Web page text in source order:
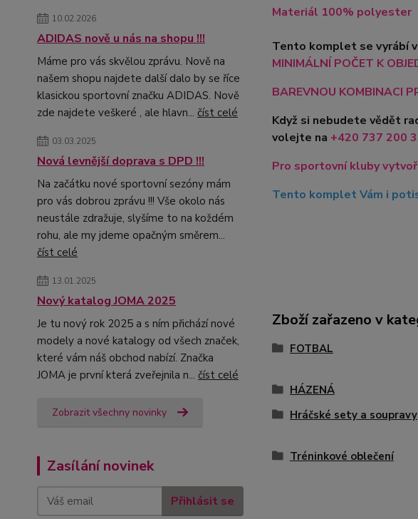
10.02.2026
ADIDAS nově u nás na shopu !!!
Máme pro vás skvělou zprávu. Nově na
našem shopu najdete další dalo by se říce
klasickou sportovní značku ADIDAS. Nově
zde najdete veškeré , ale hlavn... číst celé
03.03.2025
Nová levnější doprava s DPD !!!
Na začátku nové sportovní sezóny mám
pro vás dobrou zprávu !!! Vše okolo nás
neustále zdražuje, slyšíme to na koždém
rohu, ale my jdeme opačným směrem...
číst celé
13.01.2025
Nový katalog JOMA 2025
Je tu nový rok 2025 a s ním přichází nové
modely a nové katalogy od všech značek,
které vám náš obchod nabízí. Značka
JOMA je první která zveřejnila n... číst celé
Zobrazit všechny novinky
Zasílání novinek
Přihlásit se
Materiál 100% polyester
Tento komplet se vyrábí
MINIMÁLNÍ POČET K
BAREVNOU KOMBINACI
Když si nebudete vědět
volejte na +420 737 200
Pro sportovní kluby
Tento komplet Vám i
Zboží zařazeno v
FOTBAL
HÁZENÁ
Hráčské sety a soupravy
Tréninkové oblečení